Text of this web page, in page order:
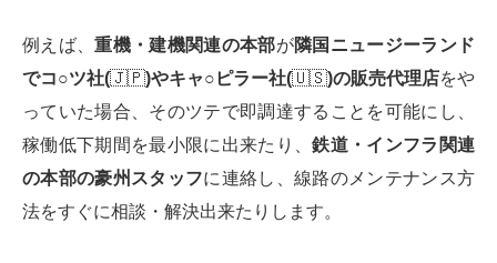
例えば、重機・建機関連の本部が隣国ニュージーランド
でコ○ツ社(🇯🇵)やキャ○ピラー社(🇺🇸)の販売代理店をや
っていた場合、そのツテで即調達することを可能にし、
稼働低下期間を最小限に出来たり、鉄道・インフラ関連
の本部の豪州スタッフに連絡し、線路のメンテナンス方
法をすぐに相談・解決出来たりします。